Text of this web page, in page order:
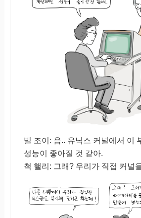
빌 조이: 음.. 유닉스 커널에서 이
성능이 좋아질 것 같아.
척 핼리: 그래? 우리가 직접 커널